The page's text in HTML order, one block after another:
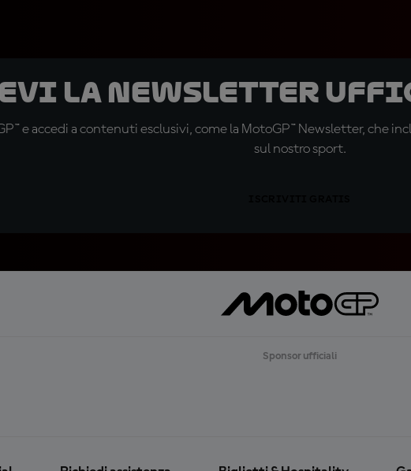
la newsletter
e accedi a contenuti esclusivi, come la MotoGP™ Newsletter, che
sul nostro sport.
Sponsor ufficiali